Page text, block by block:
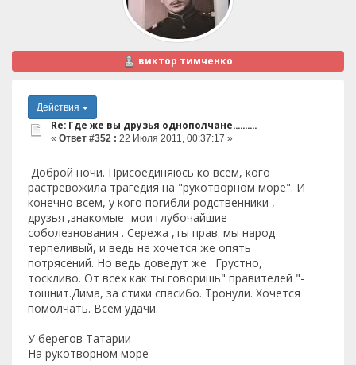
виктор тимченко
Действия
Re: Где же вы друзья однополчане..........
« Ответ #352 : 22 Июля 2011, 00:37:17 »
Доброй ночи. Присоединяюсь ко всем, кого
растревожила трагедия на "рукотворном море". И
конечно всем, у кого погибли родственники ,
друзья ,знакомые -мои глубочайшие
соболезнования . Сережа ,ты прав. мы народ
терпеливый, и ведь не хочется же опять
потрясений. Но ведь доведут же . Грустно,
тоскливо. От всех как ты говоришь" правителей "-
тошнит.Дима, за стихи спасибо. Тронули. Хочется
помолчать. Всем удачи.
У берегов Татарии
На рукотворном море